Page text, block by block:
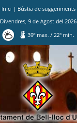
Inici | Bústia de suggeriments
Divendres 9 de Agost del 2026
39º max./ 22º min.